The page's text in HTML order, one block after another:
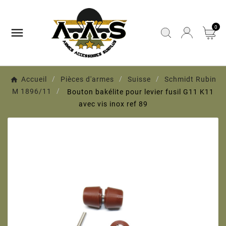
 0
Accueil Pièces d'armes Suisse
Schmidt Rubin
M 1896/11
Bouton bakélite pour levier fusil G11 K11
avec vis inox ref 89